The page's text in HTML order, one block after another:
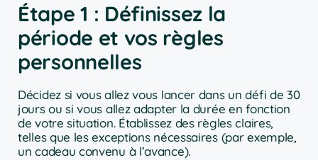
Étape 1 : Définissez la
période et vos règles
personnelles
Décidez si vous allez vous lancer dans un défi de 30
jours ou si vous allez adapter la durée en fonction
de votre situation. Établissez des règles claires,
telles que les exceptions nécessaires (par exemple,
un cadeau convenu à l’avance).